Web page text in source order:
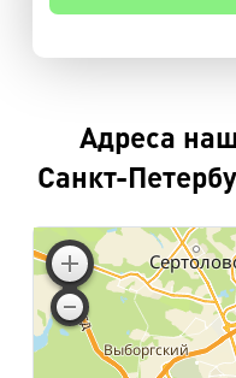
Адреса
Санкт-